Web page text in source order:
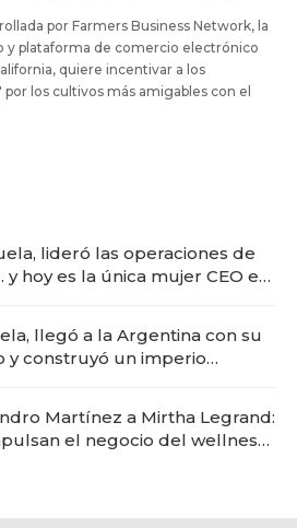
por Farmers Business Network, la
y plataforma de comercio electrónico
quiere incentivar a los
los cultivos más amigables con el
lideró las operaciones de
y hoy es la única mujer CEO en
llegó a la Argentina con su
construyó un imperio
Martínez a Mirtha Legrand:
el negocio del wellness